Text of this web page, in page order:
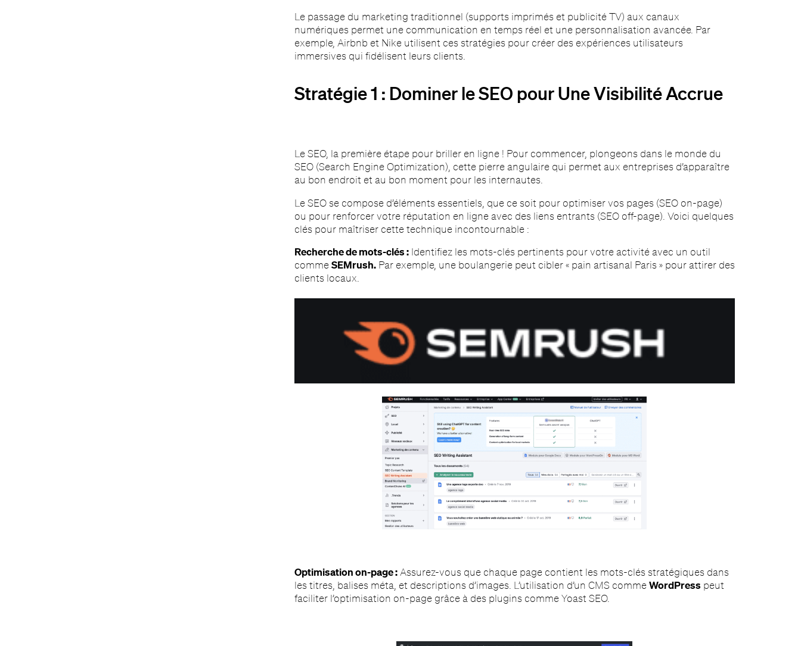
Le passage du marketing traditionnel (supports imprimés et publicité TV) aux canaux
numériques permet une communication en temps réel et une personnalisation avancée. Par
exemple, Airbnb et Nike utilisent ces stratégies pour créer des expériences utilisateurs
immersives qui fidélisent leurs clients.
Stratégie 1 : Dominer le SEO pour Une Visibilité Accrue
Le SEO, la première étape pour briller en ligne ! Pour commencer, plongeons dans le monde du
SEO (Search Engine Optimization), cette pierre angulaire qui permet aux entreprises d’apparaître
au bon endroit et au bon moment pour les internautes.
Le SEO se compose d’éléments essentiels, que ce soit pour optimiser vos pages (SEO on-page)
ou pour renforcer votre réputation en ligne avec des liens entrants (SEO off-page). Voici quelques
clés pour maîtriser cette technique incontournable :
Recherche de mots-clés :Identifiez les mots-clés pertinents pour votre activité avec un outil
commeSEMrush.Par exemple, une boulangerie peut cibler « pain artisanal Paris » pour attirer des
clients locaux.
Optimisation on-page :Assurez-vous que chaque page contient les mots-clés stratégiques dans
les titres, balises méta, et descriptions d’images. L’utilisation d’un CMS commeWordPress peut
faciliter l’optimisation on-page grâce à des plugins comme Yoast SEO.